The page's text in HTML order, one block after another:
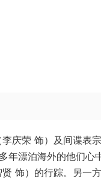
庆荣 饰）及间谍表
年漂泊海外的他们心
饰）的行踪。另一